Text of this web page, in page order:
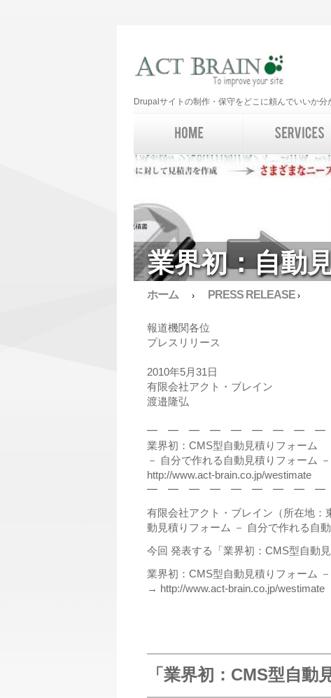
Drupalサイトの制作・保守をどこに頼んでいいか
業界初：自動
ホーム › PRESS RELEASE ›
報道機関各位
プレスリリース
2010年5月31日
有限会社アクト・ブレイン
渡邉隆弘
━ ━ ━ ━ ━ ━ ━ ━
業界初：CMS型自動見積りフォーム
－ 自分で作れる自動見積りフォーム －
http://www.act-brain.co.jp/westimate
━ ━ ━ ━ ━ ━ ━ ━
有限会社アクト・ブレイン（所在地
動見積りフォーム － 自分で作れる自
今回 発表する「業界初：CMS型自動
業界初：CMS型自動見積りフォーム
→ http://www.act-brain.co.jp/westimate
「業界初：CMS型自